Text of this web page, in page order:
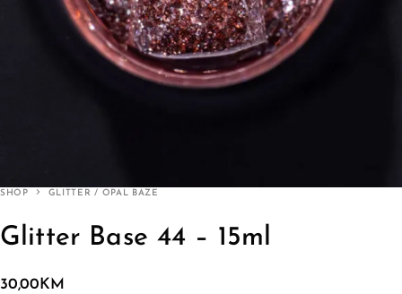
SHOP GLITTER / OPAL BAZE
Glitter Base 44 – 15ml
30,00 KM